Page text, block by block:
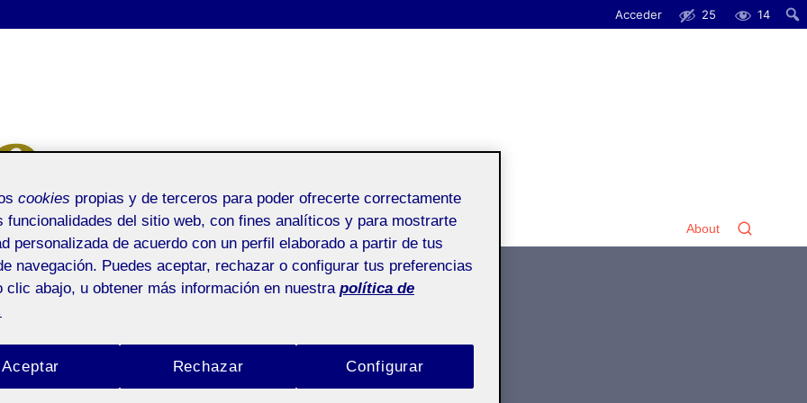
Acceder 25 14
About
cookies propias y de terceros para poder ofrecerte correctamente
funcionalidades del sitio web, con fines analíticos y para mostrarte
personalizada de acuerdo con un perfil elaborado a partir de tus
navegación. Puedes aceptar, rechazar o configurar tus preferencias
clic abajo, u obtener más información en nuestra política de
Rechazar
Aceptar Configurar